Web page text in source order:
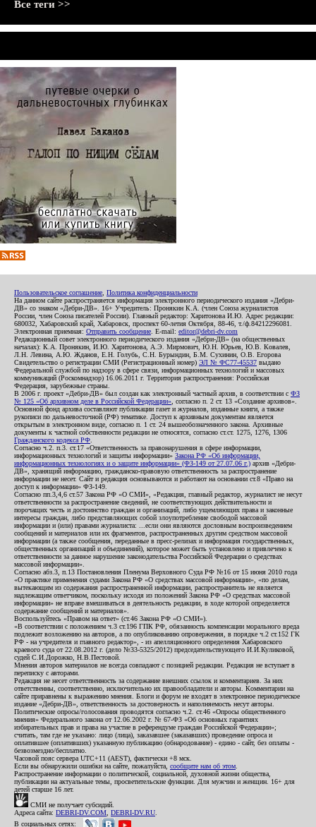
Все теги >>
Пользовательское соглашение Политика конфиденциальности
На данном сайте распространяется информация электронного периодического издания «Дебри-
ДВ» со знаком «Дебри-ДВ». 16+ Учредитель: Пронякин К.А. (член Союза журналистов
России, член Союза писателей России). Главный редактор: Харитонова И.Ю. Адрес редакции:
680032, Хабаровский край, Хабаровск, проспект 60-летия Октября, 88-46, т./ф.84212296081.
Электронная приемная: Отправить сообщение . E-mail: editor@debri-dv.com
Редакционный совет электронного периодического издания «Дебри-ДВ» (на общественных
началах): К.А. Пронякин, И.Ю. Харитонова, А.Э. Мирмович, Ю.Н. Юрьев, Ю.В. Ковалев,
Л.Н. Левина, А.Ю. Жданов, Е.Н. Голубь, С.Н. Бурындин, Б.М. Сухинин, О.В. Егорова
Свидетельство о регистрации СМИ (Регистрационный номер) ЭЛ № ФС77-45537 выдано
Федеральной службой по надзору в сфере связи, информационных технологий и массовых
коммуникаций (Роскомнадзор) 16.06.2011 г. Территория распространения: Российская
Федерация, зарубежные страны.
В 2006 г. проект «Дебри-ДВ» был создан как электронный частный архив, в соответствии с ФЗ
№ 125 «Об архивном деле в Российской Федерации» , согласно п. 2 ст. 13 «Создание архивов».
Основной фонд архива составляют публикации газет и журналов, изданные книги, а также
рукописи по дальневосточной (РФ) тематике. Доступ к архивным документам является
открытым в электронном виде, согласно п. 1 ст. 24 вышеобозначенного закона. Архивные
документы к частной собственности редакции не относятся, согласно ст.ст. 1275, 1276, 1306
Гражданского кодекса РФ
Согласно ч.2. п.3. ст.17 «Ответственность за правонарушения в сфере информации,
информационных технологий и защиты информации» Закона РФ «Об информации,
информационных технологиях и о защите информации» (ФЗ-149 от 27.07.06 г.) архив «Дебри-
ДВ», хранящий информацию, гражданско-правовую ответственность за распространение
информации не несет. Сайт и редакция основываются и работают на основании ст.8 «Право на
доступ к информации» ФЗ-149.
Согласно пп.3,4,6 ст.57 Закона РФ «О СМИ», «Редакция, главный редактор, журналист не несут
ответственности за распространение сведений, не соответствующих действительности и
порочащих честь и достоинство граждан и организаций, либо ущемляющих права и законные
интересы граждан, либо представляющих собой злоупотребление свободой массовой
информации и (или) правами журналиста: ...если они являются дословным воспроизведением
сообщений и материалов или их фрагментов, распространенных другим средством массовой
информации (а также сообщения, переданные в пресс-релизах и информация государственных,
общественных организаций и объединений), которое может быть установлено и привлечено к
ответственности за данное нарушение законодательства Российской Федерации о средствах
массовой информации».
Согласно абз.3, п.13 Постановления Пленума Верховного Суда РФ №16 от 15 июня 2010 года
«О практике применения судами Закона РФ «О средствах массовой информации», «по делам,
вытекающим из содержания распространенной информации, распространитель не является
надлежащим ответчиком, поскольку исходя из положений Закона РФ «О средствах массовой
информации» не вправе вмешиваться в деятельность редакции, в ходе которой определяется
содержание сообщений и материалов».
Воспользуйтесь «Правом на ответ» (ст.46 Закона РФ «О СМИ»).
«В соответствии с положением ч.3 ст.196 ГПК РФ, обязанность компенсации морального вреда
подлежит возложению на авторов, а по опубликованию опровержения, в порядке ч.2 ст.152 ГК
РФ - на учредителя и главного редактор», - из апелляционного определения Хабаровского
краевого суда от 22.08.2012 г. (дело №33-5325/2012) председательствующего И.И.Куликовой,
судей С.И.Дорожко, Н.В.Пестовой.
Мнения авторов материалов не всегда совпадают с позицией редакции. Редакция не вступает в
переписку с авторами.
Редакция не несет ответственность за содержание внешних ссылок и комментариев. За них
ответственны, соответственно, исключительно их правообладатели и авторы. Комментарии на
сайте приравнены к выражению мнения. Блоги и форум не входят в электронное периодическое
издание «Дебри-ДВ», ответственность за достоверность и наполняемость несут авторы.
Политические опросы/голосования проводятся согласно ч.2. ст.46 «Опросы общественного
мнения» Федерального закона от 12.06.2002 г. № 67-ФЗ «Об основных гарантиях
избирательных прав и права на участие в референдуме граждан Российской Федерации»;
считать, там где не указано: лицо (лица), заказавшее (заказавших) проведение опроса и
оплатившее (оплативших) указанную публикацию (обнародование) - едино - сайт, без оплаты -
безвозмездно/бесплатно.
Часовой пояс сервера UTC+11 (AEST), фактически +8 мск.
Если вы обнаружили ошибки на сайте, пожалуйста, сообщите нам об этом
Распространение информации о политической, социальной, духовной жизни общества,
публикации на актуальные темы, просветительские функции. Для мужчин и женщин. 16+ для
детей старше 16 лет.
СМИ не получает субсидий.
Адреса сайта: DEBRI-DV.COM DEBRI-DV.RU
В социальных сетях: